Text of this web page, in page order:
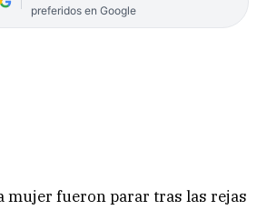
preferidos en Google
mujer fueron parar tras las rejas